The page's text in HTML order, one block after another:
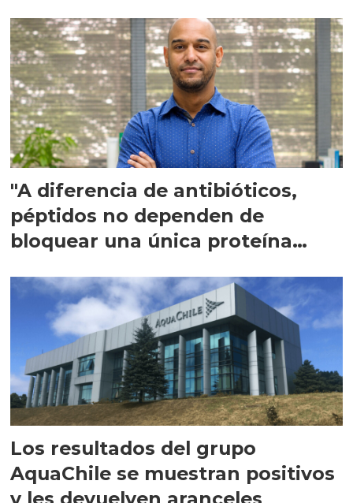
"A diferencia de antibióticos,
péptidos no dependen de
bloquear una única proteína
Los resultados del grupo
AquaChile se muestran positivos